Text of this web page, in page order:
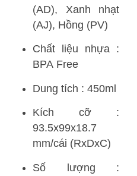
(AD), Xanh nhạt
(AJ), Hồng (PV)
Chất liệu nhựa :
BPA Free
Dung tích : 450ml
Kích cỡ :
93.5x99x18.7
mm/cái (RxDxC)
Số lượng :